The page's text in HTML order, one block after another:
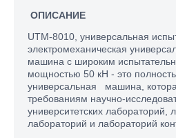
ОПИСАНИЕ
UTM-8010, универсальная
электромеханическая
машина с широким
мощностью 50 кН - это
универсальная машина,
требованиям научно-
университетских лабораторий,
лабораторий и лабораторий